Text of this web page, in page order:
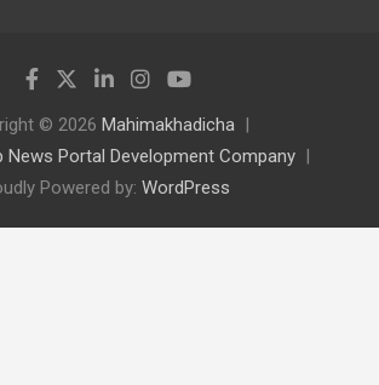
© 2026 Mahimakhadicha
News Portal Development Company
Powered by: WordPress